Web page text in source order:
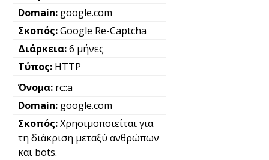
google.com
Google Re-Captcha
6 μήνες
HTTP
rc::a
google.com
Χρησιμοποιείται για
τη διάκριση μεταξύ ανθρώπων
και bots.